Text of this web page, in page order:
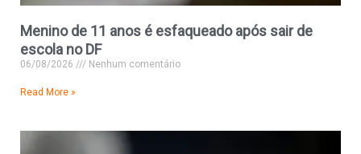
Menino de 11 anos é esfaqueado após sair de
escola no DF
06/08/2026 Nenhum comentário
Read More »